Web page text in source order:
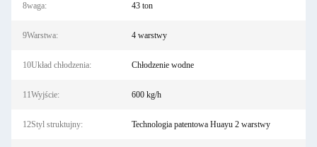
8waga: 43 ton
9Warstwa: 4 warstwy
10Układ chłodzenia: Chłodzenie wodne
11Wyjście: 600 kg/h
12Styl struktujny: Technologia patentowa Huayu 2 warstwy